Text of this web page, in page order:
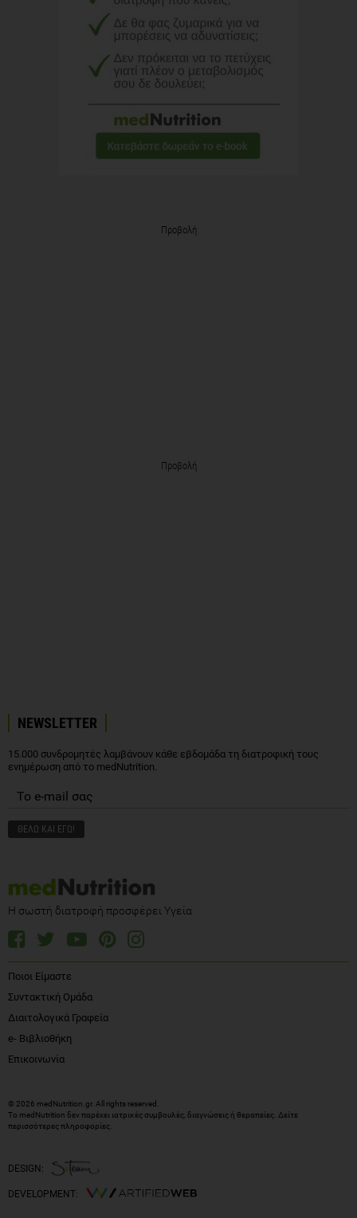
Προβολή
Προβολή
NEWSLETTER
15.000 συνδρομητές λαμβάνουν κάθε εβδομάδα τη διατροφική τους
ενημέρωση από το medNutrition.
Η σωστή διατροφή προσφέρει Υγεία
Ποιοι Είμαστε
Συντακτική Ομάδα
Διαιτολογικά Γραφεία
e- Βιβλιοθήκη
Επικοινωνία
© 2026 medNutrition.gr. All rights reserved.
Το medNutrition δεν παρέχει ιατρικές συμβουλές, διαγνώσεις ή θεραπείες. Δείτε
περισσότερες πληροφορίες.
DESIGN:
DEVELOPMENT: